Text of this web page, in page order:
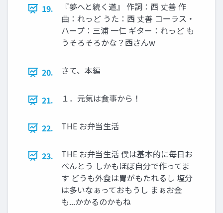
19.
『夢へと続く道』 作詞：西 丈善 作
曲：れっど うた：西 丈善 コーラス・
ハープ：三浦 一仁 ギター：れっど も
うそろそろかな？西さんw
20. さて、本編
21. １．元気は食事から！
22. THE お弁当生活
23.
THE お弁当生活 僕は基本的に毎日お
べんとう しかもほぼ自分で作ってま
す どうも外食は胃がもたれるし 塩分
は多いなぁっておもうし まぁお金
も...かかるのかもね